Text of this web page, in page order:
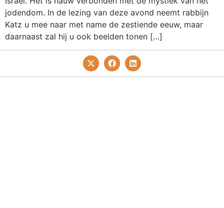
jodendom. In de lezing van deze avond neemt rabbijn
Katz u mee naar met name de zestiende eeuw, maar
daarnaast zal hij u ook beelden tonen […]